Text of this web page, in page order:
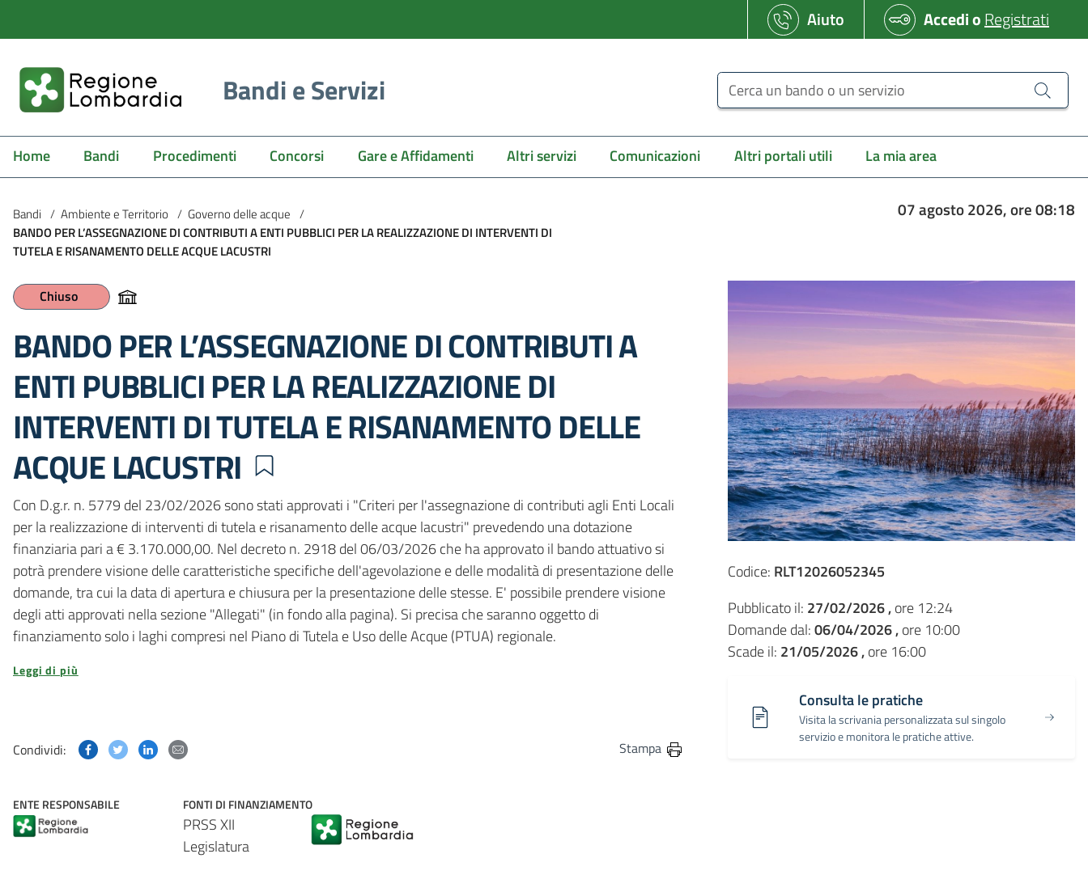
Aiuto AccedioRegistrati
Bandi e Servizi Cerca un bando o un servizio
Home Bandi Procedimenti Concorsi Gare e Affidamenti Altri servizi Comunicazioni Altri portali utili La mia area
Bandi / Ambiente e Territorio / Governo delle acque /
BANDO PER L’ASSEGNAZIONE DI CONTRIBUTI A ENTI PUBBLICI PER LA REALIZZAZIONE DI INTERVENTI DI
TUTELA E RISANAMENTO DELLE ACQUE LACUSTRI
07 agosto 2026, ore 08:18
Chiuso
BANDO PER L’ASSEGNAZIONE DI CONTRIBUTI A
ENTI PUBBLICI PER LA REALIZZAZIONE DI
INTERVENTI DI TUTELA E RISANAMENTO DELLE
ACQUE LACUSTRI
Con D.g.r. n. 5779 del 23/02/2026 sono stati approvati i "Criteri per l'assegnazione di contributi agli Enti Locali
per la realizzazione di interventi di tutela e risanamento delle acque lacustri" prevedendo una dotazione
finanziaria pari a € 3.170.000,00. Nel decreto n. 2918 del 06/03/2026 che ha approvato il bando attuativo si
potrà prendere visione delle caratteristiche specifiche dell'agevolazione e delle modalità di presentazione delle
domande, tra cui la data di apertura e chiusura per la presentazione delle stesse. E' possibile prendere visione
degli atti approvati nella sezione "Allegati" (in fondo alla pagina). Si precisa che saranno oggetto di
finanziamento solo i laghi compresi nel Piano di Tutela e Uso delle Acque (PTUA) regionale.
Leggi di più
Condividi: Condividi questa pagina su Facebook
Condividi questa pagina su Twitter
Condividi questa pagina su Linkedin Stampa
ENTE RESPONSABILE FONTI DI FINANZIAMENTO
PRSS XII
Legislatura
Codice: RLT12026052345
Pubblicato il: 27/02/2026 ,ore 12:24
Domande dal:06/04/2026 ,ore 10:00
Scade il: 21/05/2026 ,ore 16:00
Consulta le pratiche
Visita la scrivania personalizzata sul singolo
servizio e monitora le pratiche attive.